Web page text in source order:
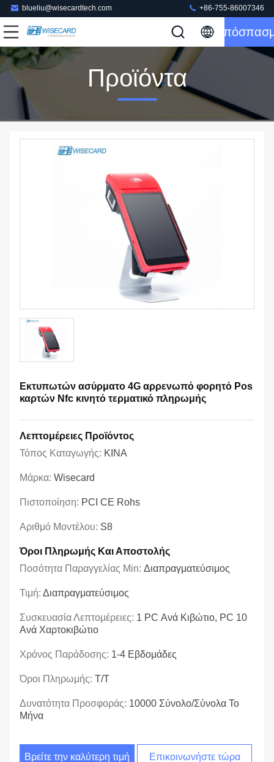
blueliu@wisecardtech.com +86-755-86007346
Προϊόντα
Εκτυπωτών ασύρματο 4G αρρενωπό φορητό Pos
καρτών Nfc κινητό τερματικό πληρωμής
Λεπτομέρειες Προϊόντος
Τόπος Καταγωγής: ΚΙΝΑ
Μάρκα: Wisecard
Πιστοποίηση: PCI CE Rohs
Αριθμό Μοντέλου: S8
Όροι Πληρωμής Και Αποστολής
Ποσότητα Παραγγελίας Min: Διαπραγματεύσιμος
Τιμή: Διαπραγματεύσιμος
Συσκευασία Λεπτομέρειες: 1 PC Ανά Κιβώτιο, PC 10
Ανά Χαρτοκιβώτιο
Χρόνος Παράδοσης: 1-4 Εβδομάδες
Όροι Πληρωμής: T/T
Δυνατότητα Προσφοράς: 10000 Σύνολο/σύνολα Το
Μήνα
Βρείτε την καλύτερη τιμή Επικοινωνήστε τώρα